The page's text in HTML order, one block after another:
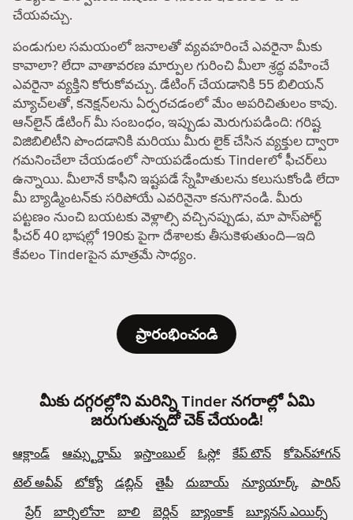
చేయవచ్చు.
పండుగుల సమయంలో జనాలతో వ్యవహరించే ఎవరైనా మీకు
కావాలా? లేదా వాతావరణ మార్పుల గురించి మీలా శ్రద్ధ వహించే
ఎవరైనా వ్యక్తిని కోరుకోవచ్చు. డేటింగ్ చేయడానికి 55 బిలియన్
మ్యాచ్‌లతో, కనెక్షన్‌లను ఏర్పరచడంలో మేం అపరిచితులం కావు.
ఆన్‌లైన్ డేటింగ్ మీ సంబంధం, ఇప్పుడు మెరుగుపడింది: గరిష్ట
విజిబిలిటీని పొందడానికి మరియు మీరు లైక్ చేసిన వ్యక్తుల ద్వారా
గమనించేలా చేయడంలో సాయపడేందుకు Tinderలో ఫీచర్‌లు
ఉన్నాయి. మీలానే కాఫీని ఇష్టపడే స్నేహితులను కలుసుకోండి లేదా
మీ బ్యాడ్మింటన్‌కు సరిపోయే ఎవరినైనా కనుగొనండి. మీరు
పట్టణం నుంచి బయటకు వెళ్లాల్సి వచ్చినప్పుడు, మా పాస్‌పోర్ట్
ఫీచర్ 40 భాషల్లో 190కు పైగా దేశాలకు తీసుకెళుతుంది—ఇది
కేవలం Tinderపైన మాత్రమే సాధ్యం.
ప్రారంభించండి
మీకు దగ్గరల్లోని మరిన్ని Tinder నగరాల్లో ఏమి
జరుగుతున్నదో చెక్ చేయండి!
ఆక్లాండ్ ఆమ్స్టర్డామ్ ఇస్తాంబుల్ ఓస్లో కేప్ టౌన్
కోపెన్‌హాగన్
టెల్ అవీవ్
టోక్యో డబ్లిన్ తైపీ దుబాయ్ న్యూయార్క్
పారిస్
ప్రేగ్
బార్సిలోనా బాలి బెర్లిన్ బ్యాంకాక్
బ్యూనస్ ఎయిర్స్